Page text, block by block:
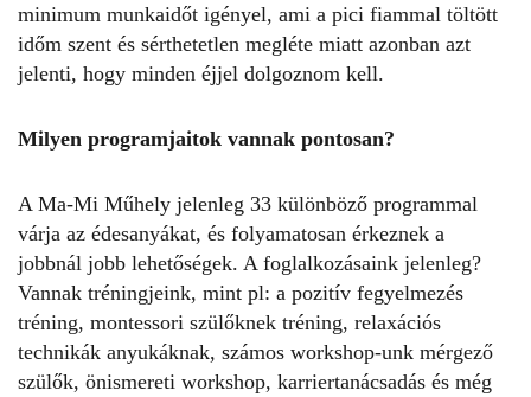
minimum munkaidőt igényel, ami a pici fiammal töltött
időm szent és sérthetetlen megléte miatt azonban azt
jelenti, hogy minden éjjel dolgoznom kell.
Milyen programjaitok vannak pontosan?
A Ma-Mi Műhely jelenleg 33 különböző programmal
várja az édesanyákat, és folyamatosan érkeznek a
jobbnál jobb lehetőségek. A foglalkozásaink jelenleg?
Vannak tréningjeink, mint pl: a pozitív fegyelmezés
tréning, montessori szülőknek tréning, relaxációs
technikák anyukáknak, számos workshop-unk mérgező
szülők, önismereti workshop, karriertanácsadás és még